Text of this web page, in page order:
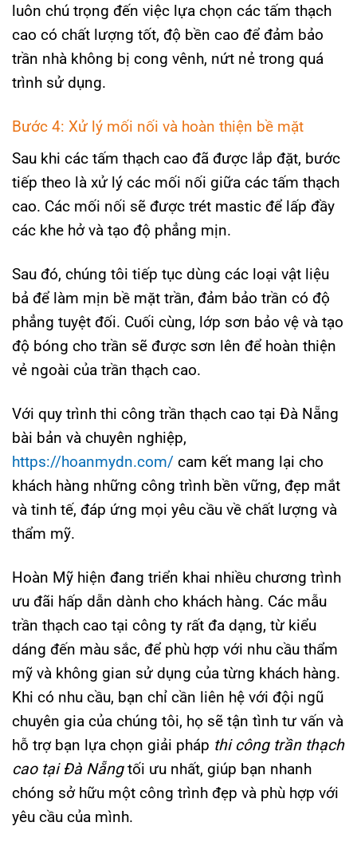
luôn chú trọng đến việc lựa chọn các tấm thạch
cao có chất lượng tốt, độ bền cao để đảm bảo
trần nhà không bị cong vênh, nứt nẻ trong quá
trình sử dụng.
Bước 4: Xử lý mối nối và hoàn thiện bề mặt
Sau khi các tấm thạch cao đã được lắp đặt, bước
tiếp theo là xử lý các mối nối giữa các tấm thạch
cao. Các mối nối sẽ được trét mastic để lấp đầy
các khe hở và tạo độ phẳng mịn.
Sau đó, chúng tôi tiếp tục dùng các loại vật liệu
bả để làm mịn bề mặt trần, đảm bảo trần có độ
phẳng tuyệt đối. Cuối cùng, lớp sơn bảo vệ và tạo
độ bóng cho trần sẽ được sơn lên để hoàn thiện
vẻ ngoài của trần thạch cao.
Với quy trình thi công trần thạch cao tại Đà Nẵng
bài bản và chuyên nghiệp,
https://hoanmydn.com/ cam kết mang lại cho
khách hàng những công trình bền vững, đẹp mắt
và tinh tế, đáp ứng mọi yêu cầu về chất lượng và
thẩm mỹ.
Hoàn Mỹ hiện đang triển khai nhiều chương trình
ưu đãi hấp dẫn dành cho khách hàng. Các mẫu
trần thạch cao tại công ty rất đa dạng, từ kiểu
dáng đến màu sắc, để phù hợp với nhu cầu thẩm
mỹ và không gian sử dụng của từng khách hàng.
Khi có nhu cầu, bạn chỉ cần liên hệ với đội ngũ
chuyên gia của chúng tôi, họ sẽ tận tình tư vấn và
hỗ trợ bạn lựa chọn giải pháp thi công trần thạch
cao tại Đà Nẵngtối ưu nhất, giúp bạn nhanh
chóng sở hữu một công trình đẹp và phù hợp với
yêu cầu của mình.